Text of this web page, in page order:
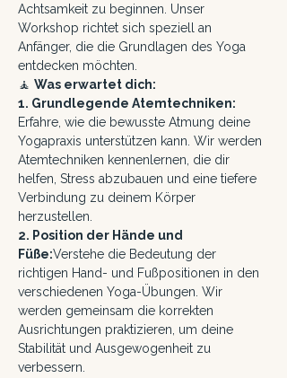
Achtsamkeit zu beginnen. Unser
Workshop richtet sich speziell an
Anfänger, die die Grundlagen des Yoga
entdecken möchten.
🧘 Was erwartet dich:
1. Grundlegende Atemtechniken:
Erfahre, wie die bewusste Atmung deine
Yogapraxis unterstützen kann. Wir werden
Atemtechniken kennenlernen, die dir
helfen, Stress abzubauen und eine tiefere
Verbindung zu deinem Körper
herzustellen.
2. Position der Hände und
Füße:Verstehe die Bedeutung der
richtigen Hand- und Fußpositionen in den
verschiedenen Yoga-Übungen. Wir
werden gemeinsam die korrekten
Ausrichtungen praktizieren, um deine
Stabilität und Ausgewogenheit zu
verbessern.